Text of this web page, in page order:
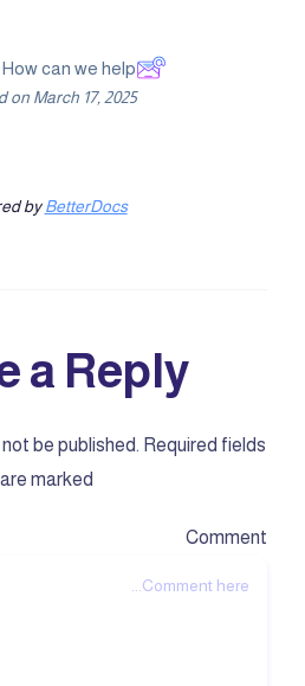
can we help?
on March 17, 2025
byBetterDocs
a Reply
be published. Required fields
are marked
Comment